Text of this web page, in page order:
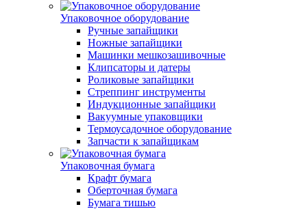
Упаковочное оборудование
Ручные запайщики
Ножные запайщики
Машинки мешкозашивочные
Клипсаторы и датеры
Роликовые запайщики
Стреппинг инструменты
Индукционные запайщики
Вакуумные упаковщики
Термоусадочное оборудование
Запчасти к запайщикам
Упаковочная бумага
Крафт бумага
Оберточная бумага
Бумага тишью